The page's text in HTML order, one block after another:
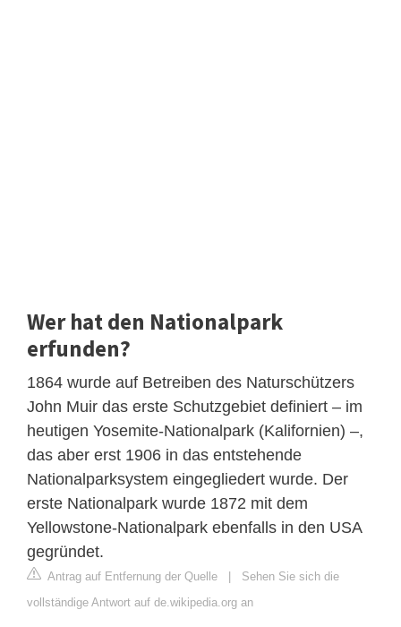
Wer hat den Nationalpark
erfunden?
1864 wurde auf Betreiben des Naturschützers
John Muir das erste Schutzgebiet definiert – im
heutigen Yosemite-Nationalpark (Kalifornien) –,
das aber erst 1906 in das entstehende
Nationalparksystem eingegliedert wurde. Der
erste Nationalpark wurde 1872 mit dem
Yellowstone-Nationalpark ebenfalls in den USA
gegründet.
Antrag auf Entfernung der Quelle
Sehen Sie sich die
vollständige Antwort auf de.wikipedia.org an